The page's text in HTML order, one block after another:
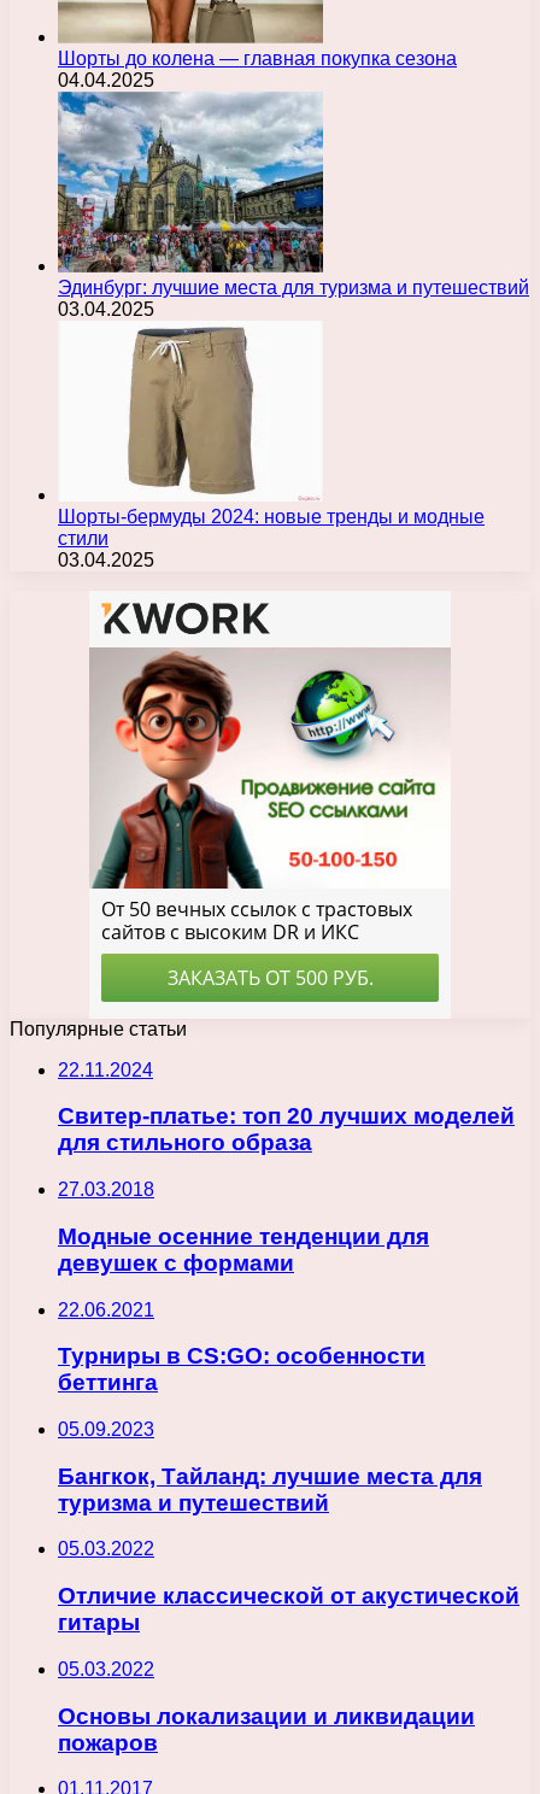
Шорты до колена — главная покупка сезона
04.04.2025
Эдинбург: лучшие места для туризма и путешествий
03.04.2025
Шорты-бермуды 2024: новые тренды и модные
стили
03.04.2025
Популярные статьи
22.11.2024
Свитер-платье: топ 20 лучших моделей
для стильного образа
27.03.2018
Модные осенние тенденции для
девушек с формами
22.06.2021
Турниры в CS:GO: особенности
беттинга
05.09.2023
Бангкок, Тайланд: лучшие места для
туризма и путешествий
05.03.2022
Отличие классической от акустической
гитары
05.03.2022
Основы локализации и ликвидации
пожаров
01.11.2017